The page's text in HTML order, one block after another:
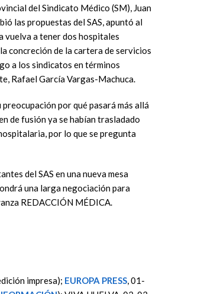
del Sindicato Médico (SM), Juan
las propuestas del SAS, apuntó al
vuelva a tener dos hospitales
concreción de la cartera de servicios
a los sindicatos en términos
Rafael García Vargas-Machuca.
por qué pasará más allá
de fusión ya se habían trasladado
por lo que se pregunta
del SAS en una nueva mesa
una larga negociación para
REDACCIÓN MÉDICA.
impresa); EUROPA PRESS, 01-